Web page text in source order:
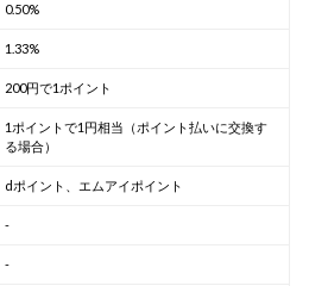
0.50%
1.33%
200円で1ポイント
1ポイントで1円相当（ポイント払いに交換す
る場合）
dポイント、エムアイポイント
-
-